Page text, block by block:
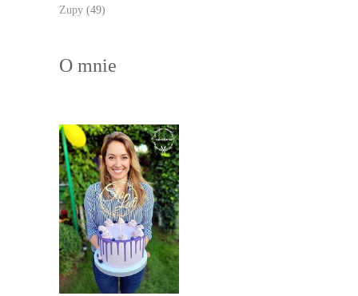
Zupy (49)
O mnie